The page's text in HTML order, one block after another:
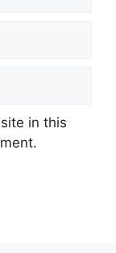
in this